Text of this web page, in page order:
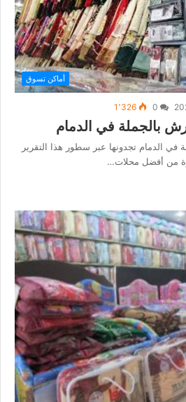
أماكن تسوق
1٬326
في الدمام تجدونها عبر سطور هذا التقرير
من أفضل محلات…